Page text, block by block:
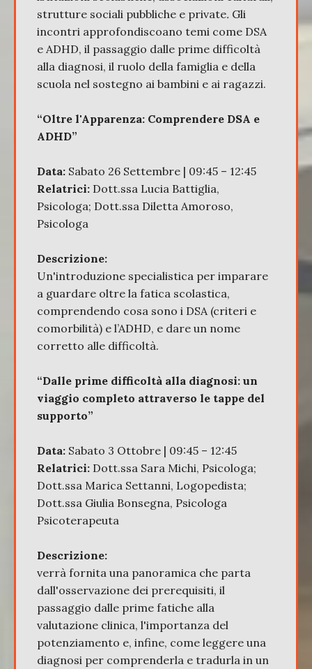
strutture sociali pubbliche e private. Gli
incontri approfondiscoano temi come DSA
e ADHD, il passaggio dalle prime difficoltà
alla diagnosi, il ruolo della famiglia e della
scuola nel sostegno ai bambini e ai ragazzi.
“Oltre l'Apparenza: Comprendere DSA e
ADHD”
Data: Sabato 26 Settembre | 09:45 – 12:45
Relatrici: Dott.ssa Lucia Battiglia,
Psicologa; Dott.ssa Diletta Amoroso,
Psicologa
Descrizione:
Un'introduzione specialistica per imparare
a guardare oltre la fatica scolastica,
comprendendo cosa sono i DSA (criteri e
comorbilità) e l’ADHD, e dare un nome
corretto alle difficoltà.
“Dalle prime difficoltà alla diagnosi: un
viaggio completo attraverso le tappe del
supporto”
Data: Sabato 3 Ottobre | 09:45 – 12:45
Relatrici: Dott.ssa Sara Michi, Psicologa;
Dott.ssa Marica Settanni, Logopedista;
Dott.ssa Giulia Bonsegna, Psicologa
Psicoterapeuta
Descrizione:
verrà fornita una panoramica che parta
dall'osservazione dei prerequisiti, il
passaggio dalle prime fatiche alla
valutazione clinica, l'importanza del
potenziamento e, infine, come leggere una
diagnosi per comprenderla e tradurla in un